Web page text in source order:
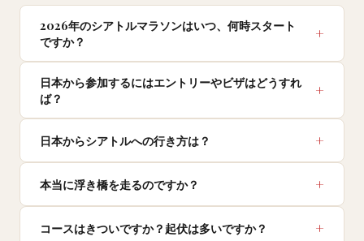
2026年のシアトルマラソンはいつ、何時スタート
ですか？
日本から参加するにはエントリーやビザはどうすれ
ば？
日本からシアトルへの行き方は？
本当に浮き橋を走るのですか？
コースはきついですか？起伏は多いですか？